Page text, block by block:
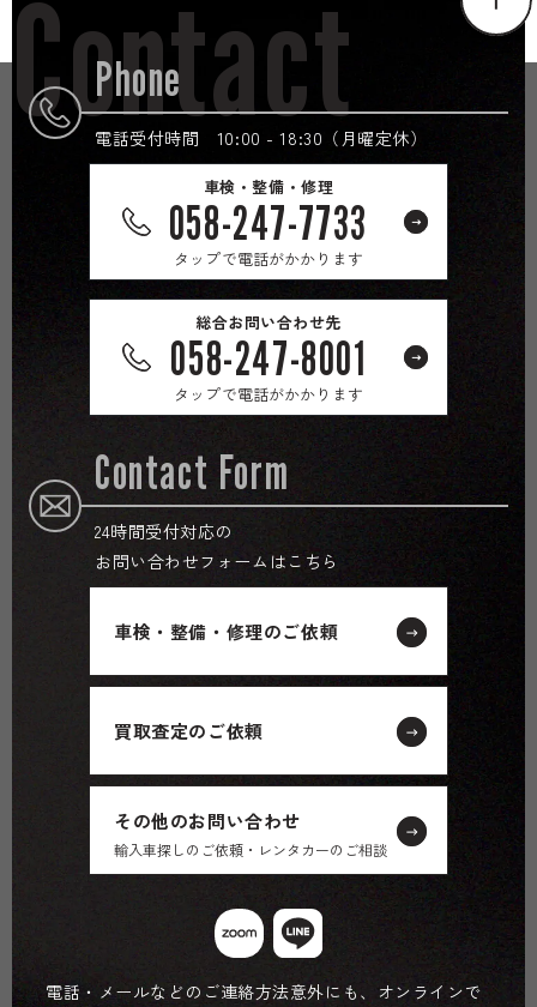
Phone
電話受付時間 10:00 - 18:30（月曜定休）
車検・整備・修理
058-247-7733
タップで電話がかかります
総合お問い合わせ先
058-247-8001
タップで電話がかかります
Contact Form
24時間受付対応の
お問い合わせフォームはこちら
車検・整備・修理のご依頼
買取査定のご依頼
その他のお問い合わせ
輸入車探しのご依頼・レンタカーのご相談
電話・メールなどのご連絡方法意外にも、オンラインで
Contact